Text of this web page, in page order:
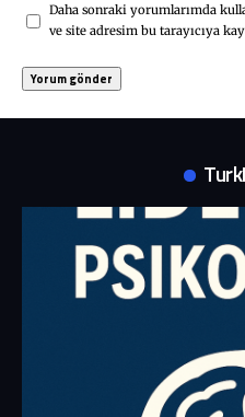
Daha sonraki yorumlarımda
ve site adresim bu tarayıcıya